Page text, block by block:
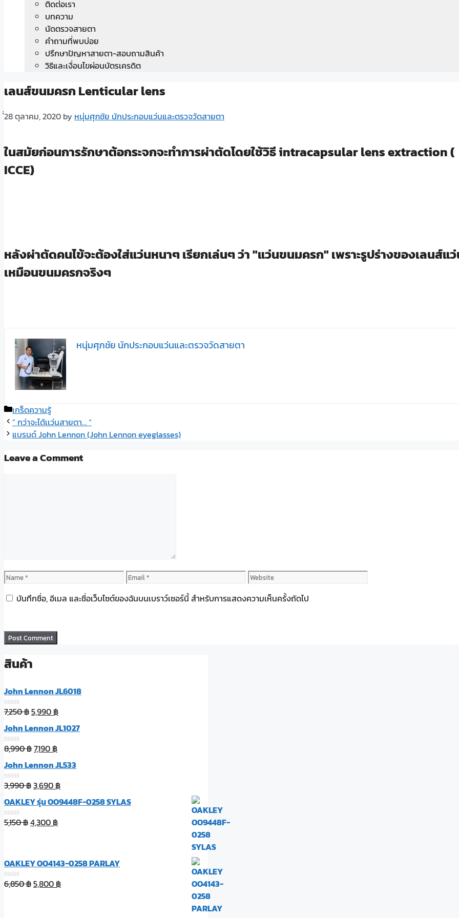
ติดต่อเรา
บทความ
นัดตรวจสายตา
คำถามที่พบบ่อย
ปรึกษาปัญหาสายตา-สอบถามสินค้า
วิธีและเงื่อนไขผ่อนบัตรเครดิต
เลนส์ขนมครก Lenticular lens
่่28 ตุลาคม, 2020 by หนุ่มศุภชัย นักประกอบแว่นและตรวจวัดสายตา
ในสมัยก่อนการรักษาต้อกระจกจะทำการผ่าตัดโดยใช้วิธี intracapsular lens extraction (
ICCE)
หลังผ่าตัดคนไข้จะต้องใส่แว่นหนาๆ เรียกเล่นๆ ว่า "แว่นขนมครก" เพราะรูปร่างของเลนส์แ
เหมือนขนมครกจริงๆ
หนุ่มศุภชัย นักประกอบแว่นและตรวจวัดสายตา
Categories
เกร็ดความรู้
” กว่าจะได้เเว่นสายตา… “
แบรนด์ John Lennon (John Lennon eyeglasses)
Leave a Comment
Name Email
Website
บันทึกชื่อ, อีเมล และชื่อเว็บไซต์ของฉันบนเบราว์เซอร์นี้ สำหรับการแสดงความเห็นครั้งถัดไป
สินค้า
John Lennon JL6018
ให้
0
ตั้งแต่
1-
5
คะแนน
7,250฿5,990 ฿
John Lennon JL1027
ให้
0
ตั้งแต่
1-
5
คะแนน
8,990฿7,190 ฿
John Lennon JL533
ให้
0
ตั้งแต่
1-
5
3,990฿3,690 ฿
OAKLEY รุ่น OO9448F-0258 SYLAS
ให้
5
คะแนน
5,150฿4,300 ฿
OAKLEY OO4143-0258 PARLAY
ให้
6,850฿5,800 ฿